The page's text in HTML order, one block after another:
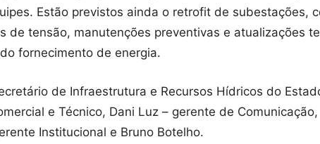
Estão previstos ainda o retrofit de subestações,
de tensão, manutenções preventivas e atualizações
fornecimento de energia.
de Infraestrutura e Recursos Hídricos do
e Técnico, Dani Luz – gerente de
Institucional e Bruno Botelho.